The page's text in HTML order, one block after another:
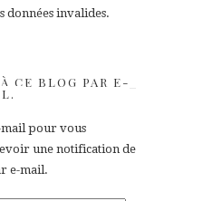
données invalides.
CE BLOG PAR E-
mail pour vous
une notification de
e-mail.